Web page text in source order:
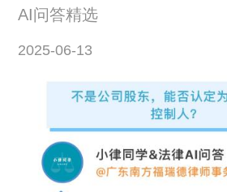
AI问答精选
2025-06-13